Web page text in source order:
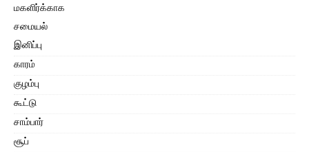
மகளிர்க்காக
சமையல்
இனிப்பு
காரம்
குழம்பு
கூட்டு
சாம்பார்
சூப்